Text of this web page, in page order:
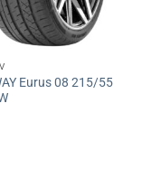
Eurus 08 215/55